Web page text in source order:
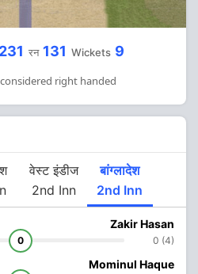
231 रन 131 Wickets 9
right handed
वेस्ट इंडीज
2nd Inn
बांग्लादेश
2nd Inn
0
Zakir Hasan
0 (4)
Mominul Haque